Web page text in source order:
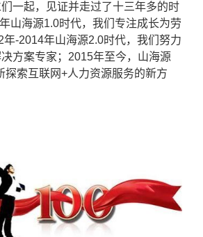
一起，见证并走过了十三年多的时
年山海源1.0时代，我们 专注成长为劳
年-2014年山海源2.0时代，我们努力
方案专家；2015年至今， 山海源
探索互联网+人力资源服务的新方